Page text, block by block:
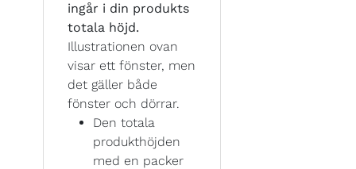
ingår i din produkts
totala höjd.
Illustrationen ovan
visar ett fönster, men
det gäller både
fönster och dörrar.
Den totala
produkthöjden
med en packer